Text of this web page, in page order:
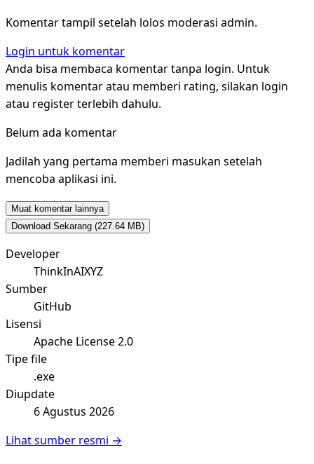
Komentar tampil setelah lolos moderasi admin.
Login untuk komentar
Anda bisa membaca komentar tanpa login. Untuk
menulis komentar atau memberi rating, silakan login
atau register terlebih dahulu.
Belum ada komentar
Jadilah yang pertama memberi masukan setelah
mencoba aplikasi ini.
Muat komentar lainnya
Download Sekarang (227.64 MB)
Developer
ThinkInAIXYZ
Sumber
GitHub
Lisensi
Apache License 2.0
Tipe file
.exe
Diupdate
6 Agustus 2026
Lihat sumber resmi →